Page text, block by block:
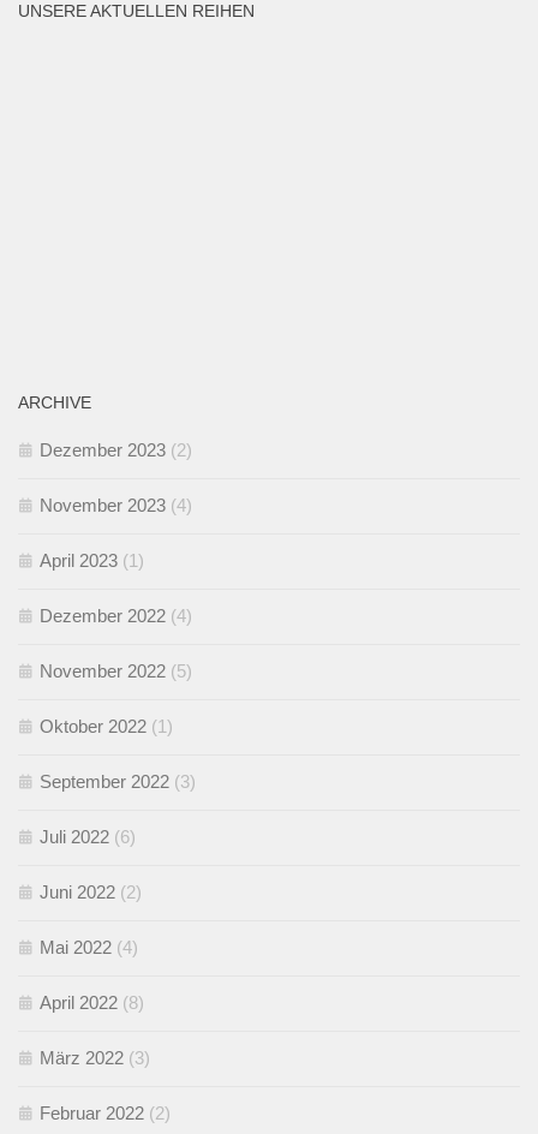
UNSERE AKTUELLEN REIHEN
ARCHIVE
Dezember 2023 (2)
November 2023 (4)
April 2023 (1)
Dezember 2022 (4)
November 2022 (5)
Oktober 2022 (1)
September 2022 (3)
Juli 2022 (6)
Juni 2022 (2)
Mai 2022 (4)
April 2022 (8)
März 2022 (3)
Februar 2022 (2)